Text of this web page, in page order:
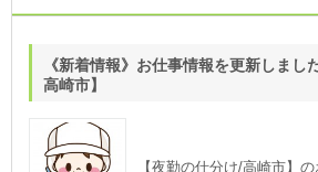
《新着情報》お仕事情報を更新しまし
高崎市】
【夜勤の仕分け/高崎市】